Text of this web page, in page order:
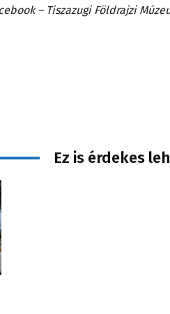
– Tiszazugi Földrajzi
Ez is érdekes